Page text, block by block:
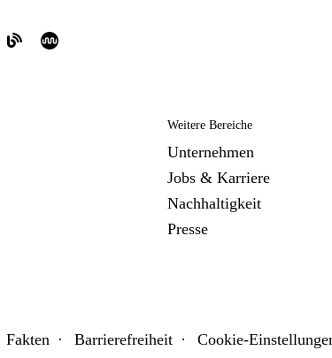
Weitere Bereiche
Unternehmen
Jobs & Karriere
Nachhaltigkeit
Presse
Fakten Barrierefreiheit Cookie-